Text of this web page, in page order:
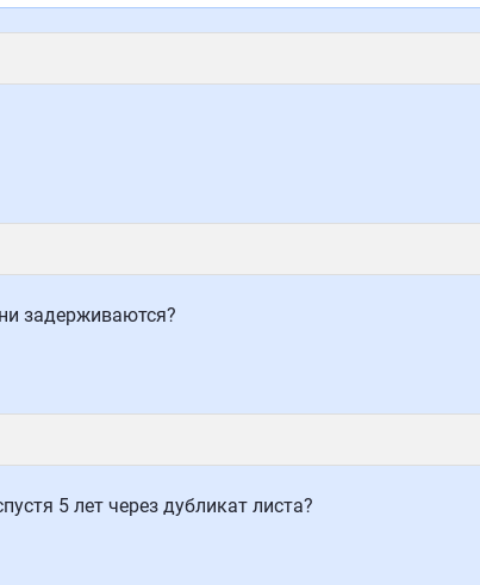
задерживаются?
5 лет через дубликат листа?